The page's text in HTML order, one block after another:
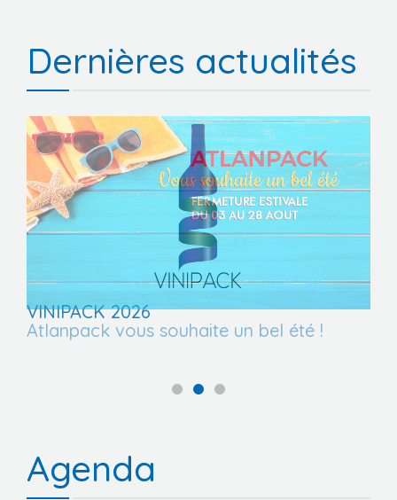
Dernières actualités
Atlanpack vous souhaite un bel été !
VINIPACK 2026
Agenda